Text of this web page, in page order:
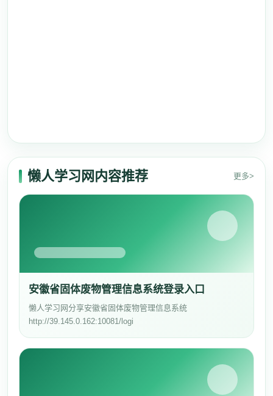
懒人学习网内容推荐 更多>
安徽省固体废物管理信息系统登录入口
懒人学习网分享安徽省固体废物管理信息系统
http://39.145.0.162:10081/logi